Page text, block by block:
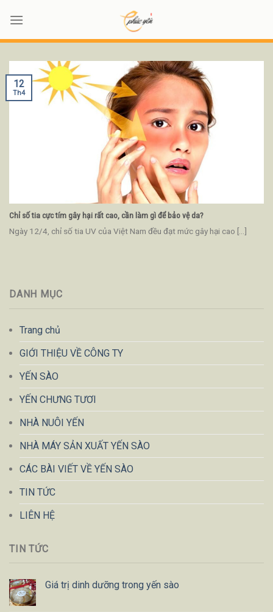
content
DANH MỤC
Trang chủ
GIỚI THIỆU VỀ CÔNG TY
YẾN SÀO
YẾN CHƯNG TƯƠI
NHÀ NUÔI YẾN
NHÀ MÁY SẢN XUẤT YẾN SÀO
CÁC BÀI VIẾT VỀ YẾN SÀO
TIN TỨC
LIÊN HỆ
TIN TỨC
Giá trị dinh dưỡng trong yến sào
Chỉ số tia cực tím gây hại rất cao, cần làm gì để bảo vệ da?
Ngày 12/4, chỉ số tia UV của Việt Nam đều đạt mức gây hại cao [...]
12
Th4